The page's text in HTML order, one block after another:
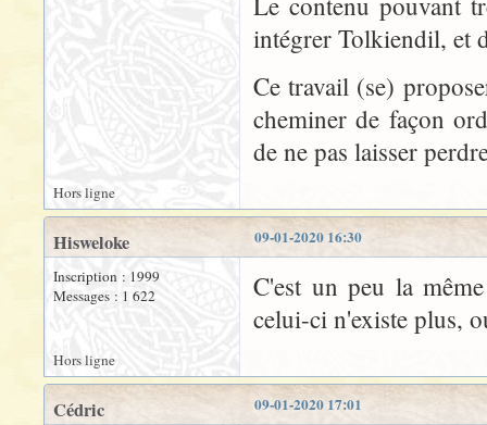
intégrer Tolkiendil, et
Ce travail (se)
cheminer de façon
de ne pas laisser
Hors ligne
09-01-2020 16:30
Hisweloke
Inscription : 1999
Messages : 1 622
C'est un peu la
celui-ci n'existe plus,
Hors ligne
09-01-2020 17:01
Cédric